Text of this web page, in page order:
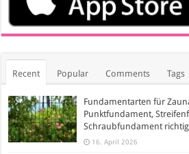
Recent Popular Comments Tags
Fundamentarten für
Punktfundament,
Schraubfundament
16. April 2026